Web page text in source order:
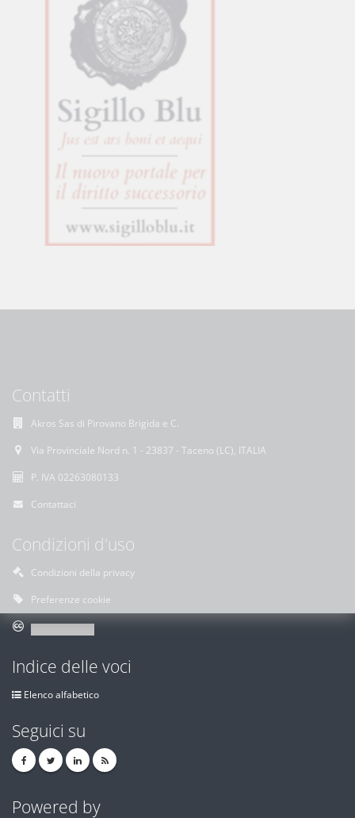
Contatti
Akros Sas di Pirovano Brigida e C.
Via Provinciale Nord n. 1 - 23837 - Taceno (LC), ITALIA
P. IVA 02263080133
Contattaci
Condizioni d'uso
Condizioni della privacy
Preferenze cookie
Indice delle voci
Elenco alfabetico
Seguici su
Powered by